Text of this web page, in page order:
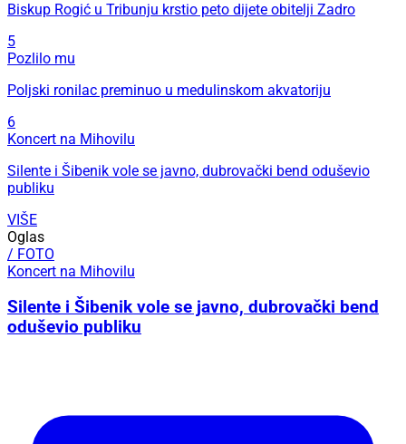
Biskup Rogić u Tribunju krstio peto dijete obitelji Zadro
5
Pozlilo mu
Poljski ronilac preminuo u medulinskom akvatoriju
6
Koncert na Mihovilu
Silente i Šibenik vole se javno, dubrovački bend oduševio
publiku
VIŠE
Oglas
/ FOTO
Koncert na Mihovilu
Silente i Šibenik vole se javno, dubrovački bend
oduševio publiku